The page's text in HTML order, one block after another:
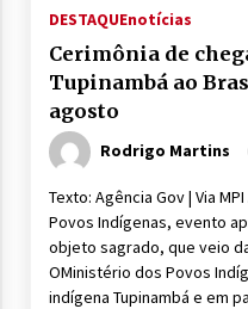
DESTAQUEnotícias
Cerimônia de
Tupinambá ao
agosto
Rodrigo Martins
Texto: Agência Gov | Via
Povos Indígenas, evento
objeto sagrado, que veio
OMinistério dos Povos
indígena Tupinambá e em